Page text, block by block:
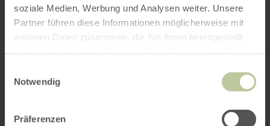
soziale Medien, Werbung und Analysen weiter. Unsere
Partner führen diese Informationen möglicherweise mit
weiteren Daten zusammen, die Sie ihnen bereitgestellt
Notwendig
Präferenzen